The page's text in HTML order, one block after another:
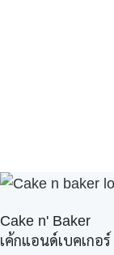
Cake n' Baker
เค้กแอนด์เบคเกอร์